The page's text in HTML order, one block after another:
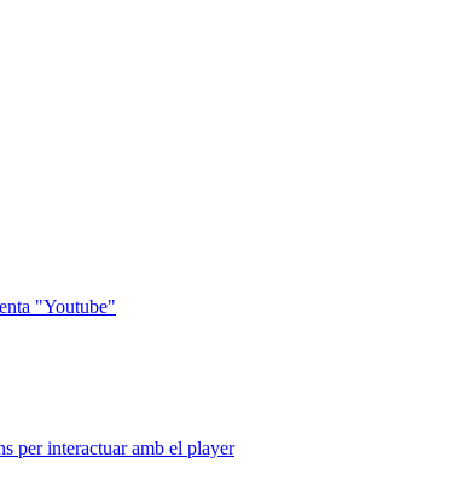
"Youtube"
per interactuar amb el player